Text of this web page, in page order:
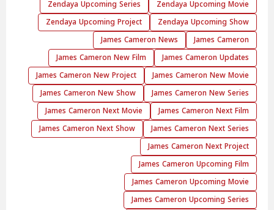
Zendaya Upcoming Movie
Zendaya Upcoming Series
Zendaya Upcoming Show
Zendaya Upcoming Project
James Cameron
James Cameron News
James Cameron Updates
James Cameron New Film
James Cameron New Movie
James Cameron New Project
James Cameron New Series
James Cameron New Show
James Cameron Next Film
James Cameron Next Movie
James Cameron Next Series
James Cameron Next Show
James Cameron Next Project
James Cameron Upcoming Film
James Cameron Upcoming Movie
James Cameron Upcoming Series